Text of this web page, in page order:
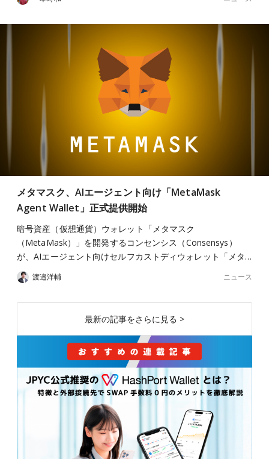
メタマスク、AIエージェント向け「MetaMask
Agent Wallet」正式提供開始
暗号資産（仮想通貨）ウォレット「メタマスク
（MetaMask）」を開発するコンセンシス（Consensys）
が、AIエージェント向けセルフカストディウォレット「メタ…
渡邉洋輔 ニュース
最新の記事をさらに見る >